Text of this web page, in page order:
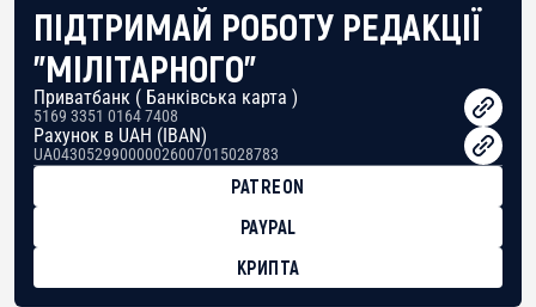
ПІДТРИМАЙ РОБОТУ РЕДАКЦІЇ
"МІЛІТАРНОГО"
Приватбанк ( Банківська карта )
5169 3351 0164 7408
Рахунок в UAH (IBAN)
UA043052990000026007015028783
PATREON
PAYPAL
КРИПТА